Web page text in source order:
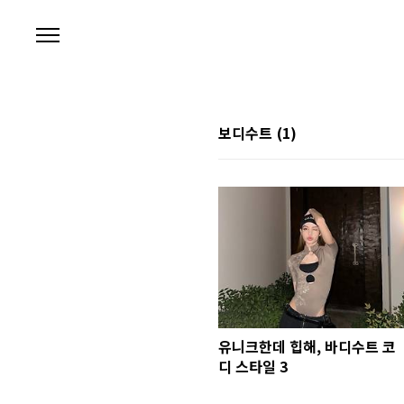
보디수트 (1)
유니크한데 힙해, 바디수트 코
디 스타일 3